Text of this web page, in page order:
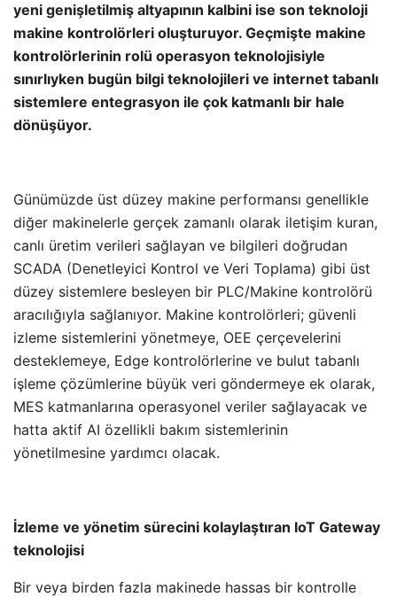
yeni genişletilmiş altyapının kalbini ise son teknoloji
makine kontrolörleri oluşturuyor. Geçmişte makine
kontrolörlerinin rolü operasyon teknolojisiyle
sınırlıyken bugün bilgi teknolojileri ve internet tabanlı
sistemlere entegrasyon ile çok katmanlı bir hale
dönüşüyor.
Günümüzde üst düzey makine performansı genellikle
diğer makinelerle gerçek zamanlı olarak iletişim kuran,
canlı üretim verileri sağlayan ve bilgileri doğrudan
SCADA (Denetleyici Kontrol ve Veri Toplama) gibi üst
düzey sistemlere besleyen bir PLC/Makine kontrolörü
aracılığıyla sağlanıyor. Makine kontrolörleri; güvenli
izleme sistemlerini yönetmeye, OEE çerçevelerini
desteklemeye, Edge kontrolörlerine ve bulut tabanlı
işleme çözümlerine büyük veri göndermeye ek olarak,
MES katmanlarına operasyonel veriler sağlayacak ve
hatta aktif AI özellikli bakım sistemlerinin
yönetilmesine yardımcı olacak.
İzleme ve yönetim sürecini kolaylaştıran IoT Gateway
teknolojisi
Bir veya birden fazla makinede hassas bir kontrolle